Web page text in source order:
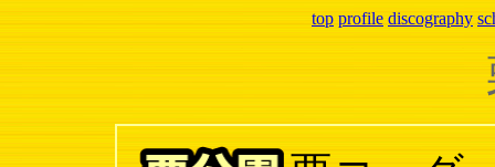
top profile discography